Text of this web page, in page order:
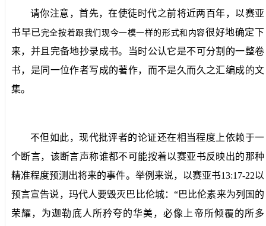
请你注意，首先，在使徒时代之前将近两百年，以赛亚
书早已完全按着跟我们现今一模一样的形式和内容很好地确定下
来，并且完备地抄录成书。当时公认它是不可分割的一整卷
书，是同一位作者写成的著作，而不是久而久之汇编成的文
集。
不但如此，现代批评者的论证还在相当程度上依赖于一
个断言，该断言声称谁都不可能按着以赛亚书反映出的那种
精准程度预测出将来的事件。举例来说，以赛亚书13:17-22以
预言宣告说，玛代人要毁灭巴比伦城：“巴比伦素来为列国的
荣耀，为迦勒底人所矜夸的华美，必像上帝所倾覆的所多